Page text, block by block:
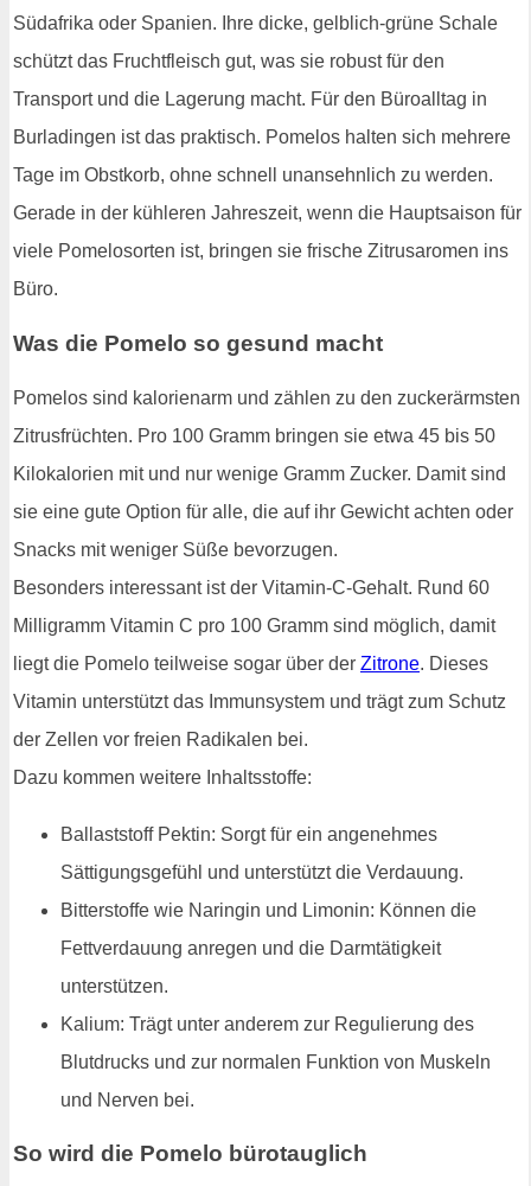
Südafrika oder Spanien. Ihre dicke, gelblich-grüne Schale
schützt das Fruchtfleisch gut, was sie robust für den
Transport und die Lagerung macht. Für den Büroalltag in
Burladingen ist das praktisch. Pomelos halten sich mehrere
Tage im Obstkorb, ohne schnell unansehnlich zu werden.
Gerade in der kühleren Jahreszeit, wenn die Hauptsaison für
viele Pomelosorten ist, bringen sie frische Zitrusaromen ins
Büro.
Was die Pomelo so gesund macht
Pomelos sind kalorienarm und zählen zu den zuckerärmsten
Zitrusfrüchten. Pro 100 Gramm bringen sie etwa 45 bis 50
Kilokalorien mit und nur wenige Gramm Zucker. Damit sind
sie eine gute Option für alle, die auf ihr Gewicht achten oder
Snacks mit weniger Süße bevorzugen.
Besonders interessant ist der Vitamin-C-Gehalt. Rund 60
Milligramm Vitamin C pro 100 Gramm sind möglich, damit
liegt die Pomelo teilweise sogar über der Zitrone. Dieses
Vitamin unterstützt das Immunsystem und trägt zum Schutz
der Zellen vor freien Radikalen bei.
Dazu kommen weitere Inhaltsstoffe:
Ballaststoff Pektin: Sorgt für ein angenehmes
Sättigungsgefühl und unterstützt die Verdauung.
Bitterstoffe wie Naringin und Limonin: Können die
Fettverdauung anregen und die Darmtätigkeit
unterstützen.
Kalium: Trägt unter anderem zur Regulierung des
Blutdrucks und zur normalen Funktion von Muskeln
und Nerven bei.
So wird die Pomelo bürotauglich